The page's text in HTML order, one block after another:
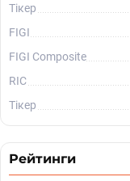
Тікер
FIGI
FIGI Composite
RIC
Тікер
Рейтинги